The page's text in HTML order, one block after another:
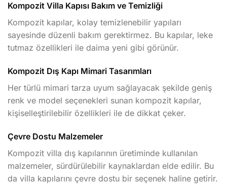
Kompozit Villa Kapısı Bakım ve Temizliği
Kompozit kapılar, kolay temizlenebilir yapıları
sayesinde düzenli bakım gerektirmez. Bu kapılar, leke
tutmaz özellikleri ile daima yeni gibi görünür.
Kompozit Dış Kapı Mimari Tasarımları
Her türlü mimari tarza uyum sağlayacak şekilde geniş
renk ve model seçenekleri sunan kompozit kapılar,
kişiselleştirilebilir özellikleri ile de dikkat çeker.
Çevre Dostu Malzemeler
Kompozit villa dış kapılarının üretiminde kullanılan
malzemeler, sürdürülebilir kaynaklardan elde edilir. Bu
da villa kapılarını çevre dostu bir seçenek haline getirir.